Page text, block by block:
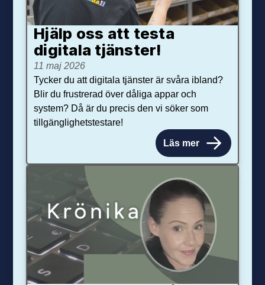
Hjälp oss att testa
digitala tjänster!
11 maj 2026
Tycker du att digitala tjänster är svåra ibland?
Blir du frustrerad över dåliga appar och
system? Då är du precis den vi söker som
tillgänglighetstestare!
Läs mer